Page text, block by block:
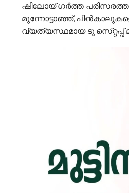
ഷിലോയ് ഗർത്ത
മുന്നോട്ടാഞ്ഞ്,
വ്യത്യസ്ഥമായ ടു